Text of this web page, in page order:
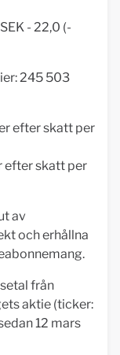
- 22,0 (-
245 503
efter skatt per
efter skatt per
av
och erhållna
från
aktie (ticker:
12 mars